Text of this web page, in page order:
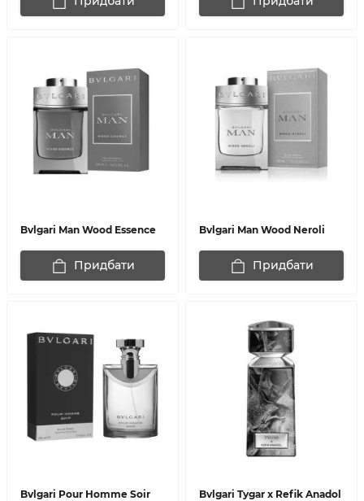
Bvlgari Man Wood Essence
Придбати
Bvlgari Man Wood Neroli
Придбати
Bvlgari Pour Homme Soir Bvlgari Tygar x Refik Anadol